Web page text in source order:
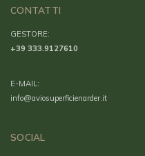
CONTATTI
GESTORE:
+39 333.9127610
E-MAIL:
info@aviosuperficienarder.it
SOCIAL